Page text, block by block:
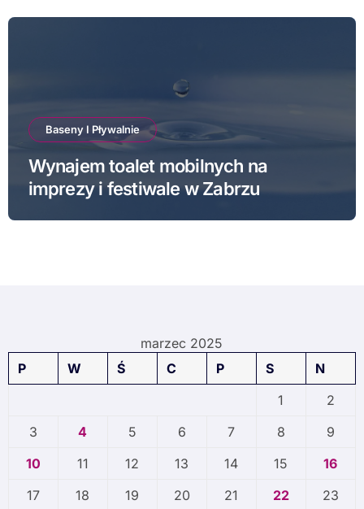
Baseny I Pływalnie
Wynajem toalet mobilnych na
imprezy i festiwale w Zabrzu
marzec 2025
P
W Ś C P S
N
1
2
3
4 5 6 7 8
9
10
11 12 13 14 15
16
17
18 19 20 21 22
23